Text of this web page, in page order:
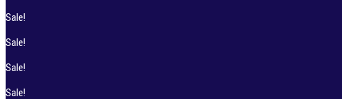
Sale!
Sale!
Sale!
Sale!